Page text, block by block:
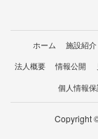
ホーム 施設紹介
法人概要
情報公開
個人情報
Copyright